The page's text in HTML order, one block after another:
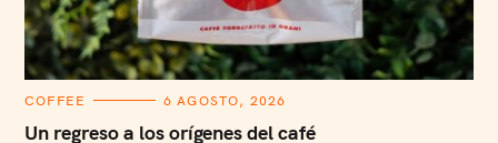
C
T
COFFEE 6 AGOSTO, 2026
Un regreso a los orígenes del café